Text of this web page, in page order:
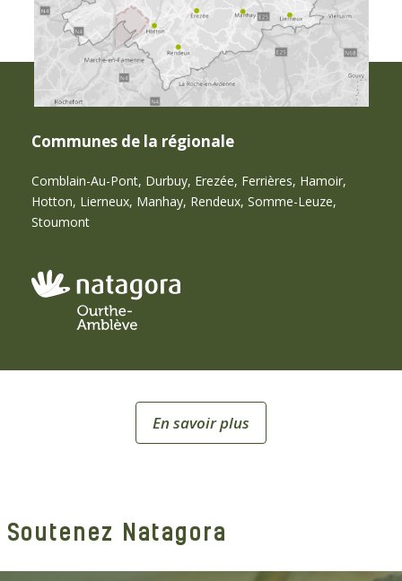
Communes de la régionale
Comblain-Au-Pont, Durbuy, Erezée, Ferrières, Hamoir,
Hotton, Lierneux, Manhay, Rendeux, Somme-Leuze,
Stoumont
En savoir plus
Soutenez Natagora